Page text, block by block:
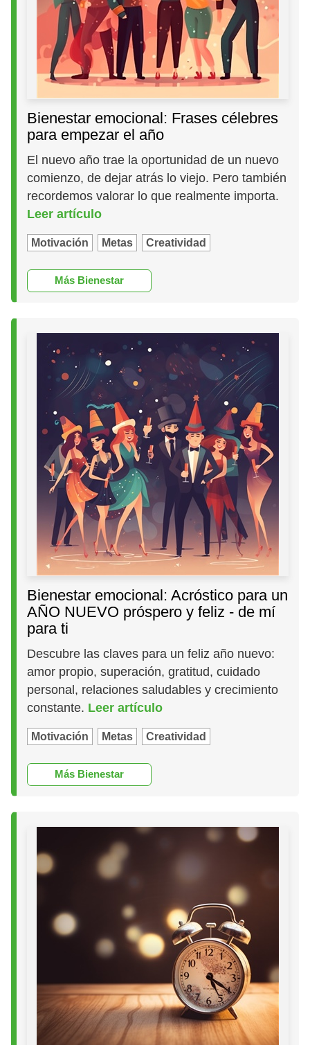
Bienestar emocional: Frases célebres
para empezar el año
El nuevo año trae la oportunidad de un nuevo
comienzo, de dejar atrás lo viejo. Pero también
recordemos valorar lo que realmente importa.
Leer artículo
Motivación Metas Creatividad
Más Bienestar
Bienestar emocional: Acróstico para un
AÑO NUEVO próspero y feliz - de mí
para ti
Descubre las claves para un feliz año nuevo:
amor propio, superación, gratitud, cuidado
personal, relaciones saludables y crecimiento
constante. Leer artículo
Motivación Metas Creatividad
Más Bienestar